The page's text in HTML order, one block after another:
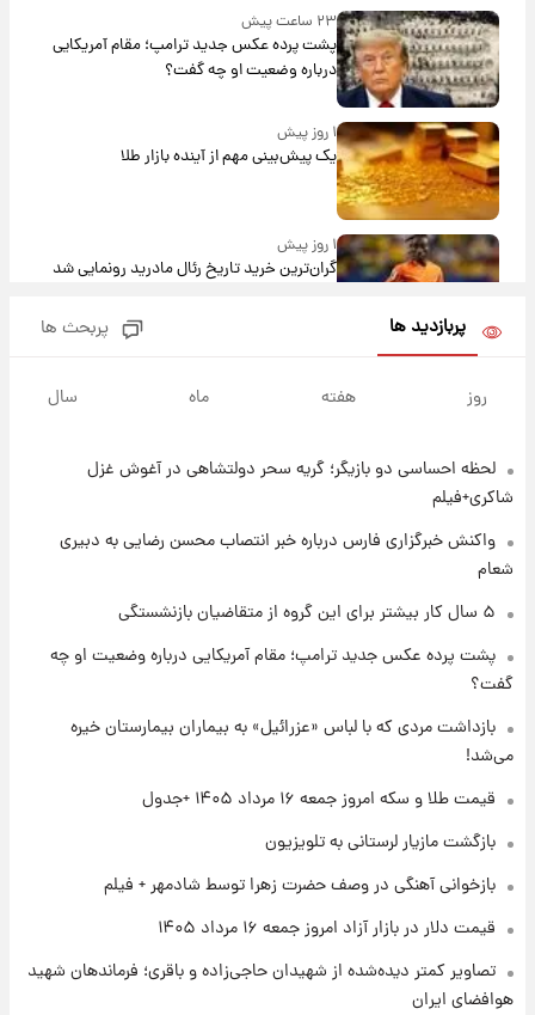
۲۳ ساعت پیش
پشت پرده عکس جدید ترامپ؛ مقام آمریکایی
درباره وضعیت او چه گفت؟
۱ روز پیش
یک پیش‌بینی مهم از آینده بازار طلا
۱ روز پیش
گران‌ترین خرید تاریخ رئال مادرید رونمایی شد
روزها پربارش‌تر خواهند بود؟
۱ روز پیش
جزئیات فعال‌سازی «کیف پول ایران» اعلام
شد+فیلم
تغییر تند قیمت محصولات ایران‌خودرو و سایپا
امروز پنجشنبه ۱۵ مرداد ۱۴۰۵ +جدول
۱ روز پیش
۱ روز پیش
شارژ جدید کالابرگ برای سه دهک؛ جزئیات اعلام
شد
پربازدید ها پربحث ها
روز هفته ماه سال
لحظه احساسی دو بازیگر؛ گریه سحر دولتشاهی در آغوش غزل
شاکری+فیلم
واکنش خبرگزاری فارس درباره خبر انتصاب محسن رضایی به دبیری
شعام
۵ سال کار بیشتر برای این گروه از متقاضیان بازنشستگی
پشت پرده عکس جدید ترامپ؛ مقام آمریکایی درباره وضعیت او چه
گفت؟
بازداشت مردی که با لباس «عزرائیل» به بیماران بیمارستان خیره
می‌شد!
قیمت طلا و سکه امروز جمعه ۱۶ مرداد ۱۴۰۵ +جدول
بازگشت مازیار لرستانی به تلویزیون
بازخوانی آهنگی در وصف حضرت زهرا توسط شادمهر + فیلم
قیمت دلار در بازار آزاد امروز جمعه ۱۶ مرداد ۱۴۰۵
تصاویر کمتر دیده‌شده از شهیدان حاجی‌زاده و باقری؛ فرماندهان شهید
هوافضای ایران